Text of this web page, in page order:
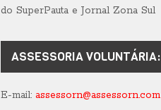
do SuperPauta e Jornal Zona Sul
ASSESSORIA VOLUNTÁRIA:
E-mail: assessorn@assessorn.com